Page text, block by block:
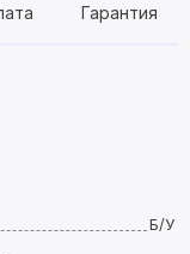
Гарантия
Б/У